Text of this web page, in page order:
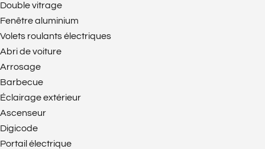
Double vitrage
Fenêtre aluminium
Volets roulants électriques
Abri de voiture
Arrosage
Barbecue
Éclairage extérieur
Ascenseur
Digicode
Portail électrique